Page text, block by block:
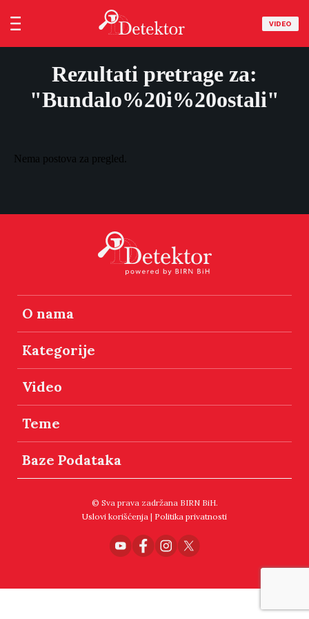
VIDEO
Rezultati pretrage za:
"Bundalo%20i%20ostali"
Nema postova za pregled.
O nama
Kategorije
Video
Teme
Baze Podataka
© Sva prava zadržana BIRN BiH.
Uslovi korišćenja | Politika privatnosti